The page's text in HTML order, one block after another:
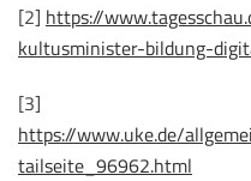
[2] https://
kultusminister-bildung-
[3]
https://www.uke.de/
tailseite_96962.html